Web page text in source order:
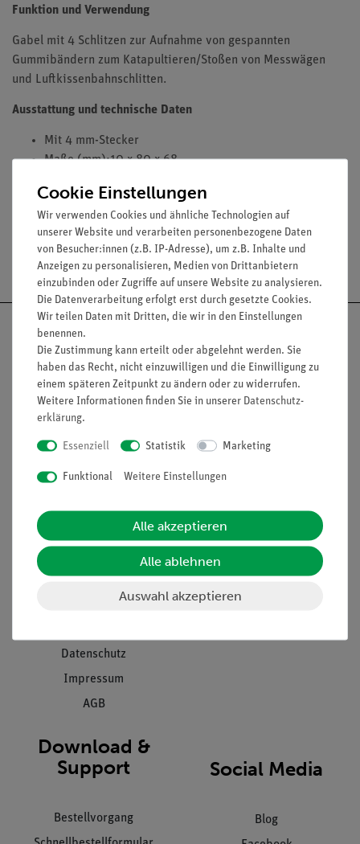
Funktion und Verwendung
Gabel mit 4 Schlitzen zur Aufnahme von gespannten
Gummibändern zum Katapultieren/Stoßen von Messwägen
und Luftkissenbahnschlitten.
Ausstattung und technische Daten
Mit 4 mm-Stecker
Maße (mm):10 x 80 x 68
Versandkostenfrei ab 300,- €
Nach oben
Informationen
Projekte und Lösungen
Stellenangebote
Datenschutz
Impressum
AGB
Service
Beratung & Showroom
Inventarisierungs- &
Einräumservice
Inbetriebnahme & Schulungen
Download &
Support
Bestellvorgang
Social Media
Blog
Cookie Einstellungen
Wir verwenden Cookies und ähnliche Technologien auf
unserer Website und verarbeiten personenbezogene Daten
von Besucher:innen (z.B. IP-Adresse), um z.B. Inhalte und
Anzeigen zu personalisieren, Medien von Drittanbietern
einzubinden oder Zugriffe auf unsere Website zu analysieren.
Die Datenverarbeitung erfolgt erst durch gesetzte Cookies.
Wir teilen Daten mit Dritten, die wir in den Einstellungen
benennen.
Die Zustimmung kann erteilt oder abgelehnt werden. Sie
haben das Recht, nicht einzuwilligen und die Einwilligung zu
einem späteren Zeitpunkt zu ändern oder zu widerrufen.
Weitere Informationen finden Sie in unserer Daten­schutz­
erklärung.
Essenziell Statistik Marketing
Funktional Weitere Einstellungen
Alle akzeptieren
Alle ablehnen
Auswahl akzeptieren